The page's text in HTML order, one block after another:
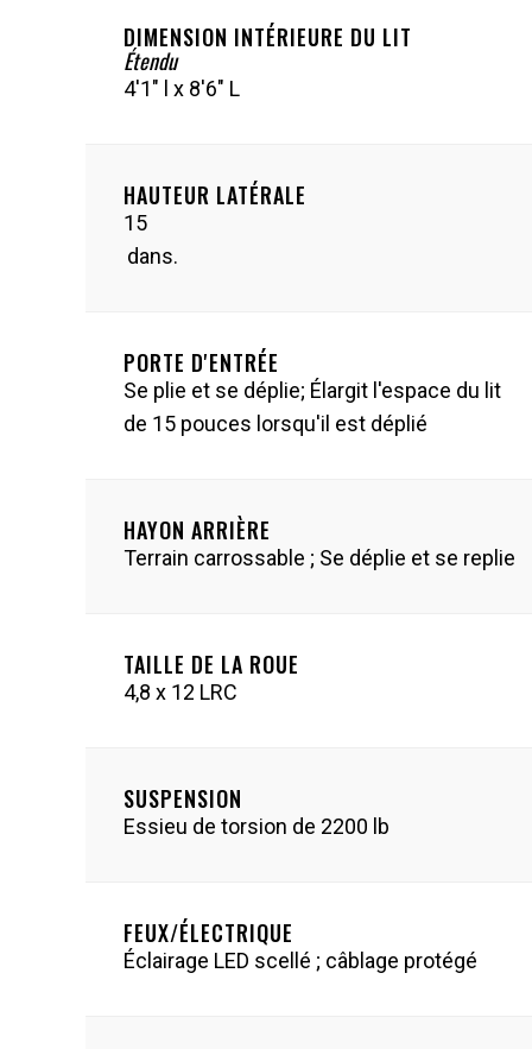
DIMENSION INTÉRIEURE DU LIT
Étendu
4'1" l x 8'6" L
HAUTEUR LATÉRALE
15
dans.
PORTE D'ENTRÉE
Se plie et se déplie; Élargit l'espace du lit
de 15 pouces lorsqu'il est déplié
HAYON ARRIÈRE
Terrain carrossable ; Se déplie et se replie
TAILLE DE LA ROUE
4,8 x 12 LRC
SUSPENSION
Essieu de torsion de 2200 lb
FEUX/ÉLECTRIQUE
Éclairage LED scellé ; câblage protégé